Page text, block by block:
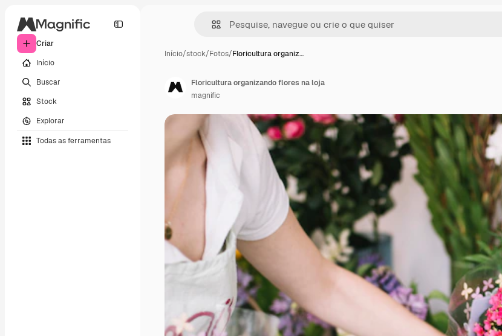
Criar
Início
Buscar
Stock
Explorar
Todas as ferramentas
Início/stock/Fotos/Floricultura organiz…
Floricultura organizando flores na loja
magnific